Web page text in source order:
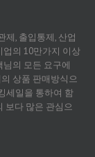
제, 출입통제, 산업
업의 10만가지 이상
의 모든 요구에
상품 판매방식으
세일을 통하여 함
보다 많은 관심으